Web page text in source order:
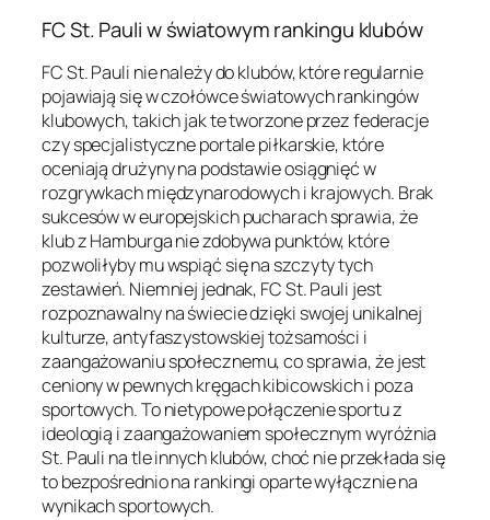
FC St. Pauli w światowym rankingu klubów
FC St. Pauli nie należy do klubów, które regularnie
pojawiają się w czołówce światowych rankingów
klubowych, takich jak te tworzone przez federacje
czy specjalistyczne portale piłkarskie, które
oceniają drużyny na podstawie osiągnięć w
rozgrywkach międzynarodowych i krajowych. Brak
sukcesów w europejskich pucharach sprawia, że
klub z Hamburga nie zdobywa punktów, które
pozwoliłyby mu wspiąć się na szczyty tych
zestawień. Niemniej jednak, FC St. Pauli jest
rozpoznawalny na świecie dzięki swojej unikalnej
kulturze, antyfaszystowskiej tożsamości i
zaangażowaniu społecznemu, co sprawia, że jest
ceniony w pewnych kręgach kibicowskich i poza
sportowych. To nietypowe połączenie sportu z
ideologią i zaangażowaniem społecznym wyróżnia
St. Pauli na tle innych klubów, choć nie przekłada się
to bezpośrednio na rankingi oparte wyłącznie na
wynikach sportowych.